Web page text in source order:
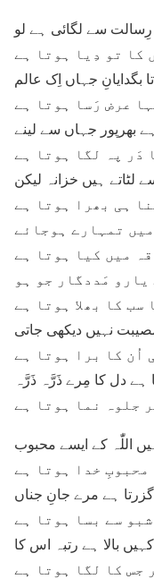
سے لگائی ہے لو
کا تو دِیا ہوتا ہے
بگدایانِ جہاں اِک عالم
عرض رَسا ہوتا ہے
بھرپور جہاں سے لینے
دَر پہ لگا ہوتا ہے
لٹاتے ہیں خزانہ لیکن
ہی بھرا ہوتا ہے
تمہارے ہوجائے
میں کیا ہوتا ہے
یارو مَددگار جو ہو
سب کا بھلا ہوتا ہے
نہیں دیکھی جاتی
اُن کا برا ہوتا ہے
ہے دل کا مِرے ذَرَّہ ذَرَّہ
جلوہ نما ہوتا ہے
اللّٰہ کے ایسے محبوب
محبوبِ خدا ہوتا ہے
ہے مرے جانِ جناں
سے بسا ہوتا ہے
بالا ہے رتبہ اس کا
جس کا لگا ہوتا ہے